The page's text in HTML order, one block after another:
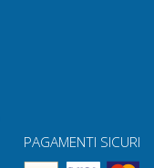
PAGAMENTI SICURI